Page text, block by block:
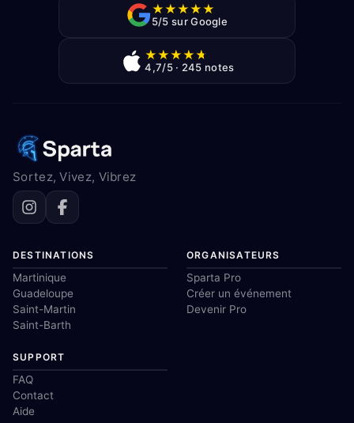
★★★★★
5/5 sur Google
★★★★★
4,7/5 · 245 notes
Sortez, Vivez, Vibrez
DESTINATIONS
Martinique
Guadeloupe
Saint-Martin
Saint-Barth
ORGANISATEURS
Sparta Pro
Créer un événement
Devenir Pro
SUPPORT
FAQ
Contact
Aide